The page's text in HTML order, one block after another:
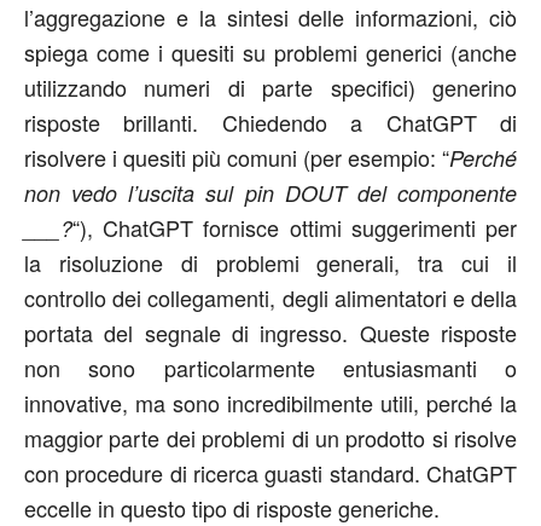
l’aggregazione e la sintesi delle informazioni, ciò
spiega come i quesiti su problemi generici (anche
utilizzando numeri di parte specifici) generino
risposte brillanti. Chiedendo a ChatGPT di
risolvere i quesiti più comuni (per esempio: “Perché
non vedo l’uscita sul pin DOUT del componente
___?“), ChatGPT fornisce ottimi suggerimenti per
la risoluzione di problemi generali, tra cui il
controllo dei collegamenti, degli alimentatori e della
portata del segnale di ingresso. Queste risposte
non sono particolarmente entusiasmanti o
innovative, ma sono incredibilmente utili, perché la
maggior parte dei problemi di un prodotto si risolve
con procedure di ricerca guasti standard. ChatGPT
eccelle in questo tipo di risposte generiche.